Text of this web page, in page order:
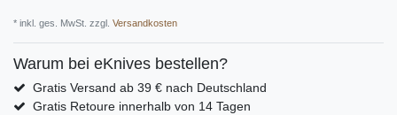
* inkl. ges. MwSt. zzgl. Versandkosten
Warum bei eKnives bestellen?
Gratis Versand ab 39 € nach Deutschland
Gratis Retoure innerhalb von 14 Tagen